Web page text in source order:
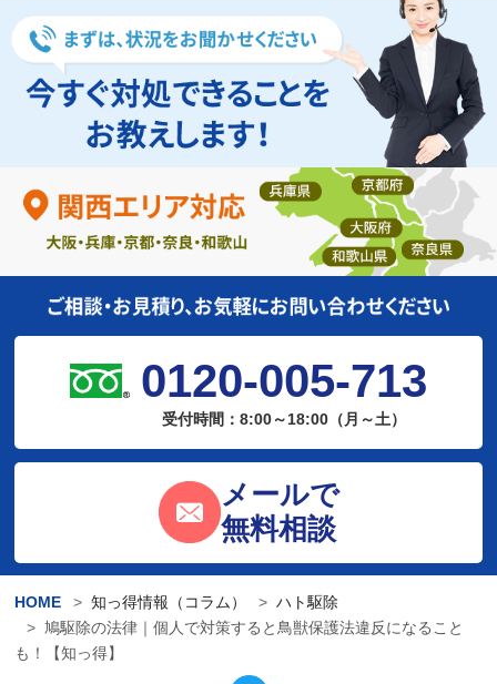
0120-005-713
受付時間：8:00～18:00（月～土）
メールで
無料相談
HOME 知っ得情報（コラム）
ハト駆除
鳩駆除の法律｜個人で対策すると鳥獣保護法違反になること
も！【知っ得】